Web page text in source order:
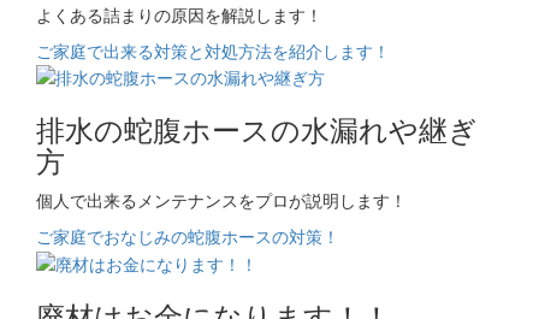
よくある詰まりの原因を解説します！
ご家庭で出来る対策と対処方法を紹介します！
排水の蛇腹ホースの水漏れや継ぎ
方
個人で出来るメンテナンスをプロが説明します！
ご家庭でおなじみの蛇腹ホースの対策！